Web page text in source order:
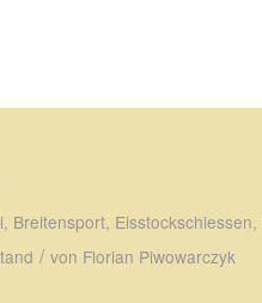
, Breitensport, Eisstockschiessen,
/ von Florian Piwowarczyk